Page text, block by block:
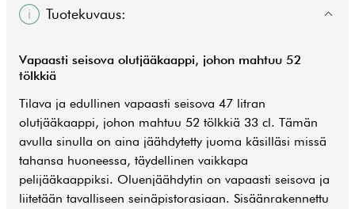
Tuotekuvaus:
Vapaasti seisova olutjääkaappi, johon mahtuu 52
tölkkiä
Tilava ja edullinen vapaasti seisova 47 litran
olutjääkaappi, johon mahtuu 52 tölkkiä 33 cl. Tämän
avulla sinulla on aina jäähdytetty juoma käsilläsi missä
tahansa huoneessa, täydellinen vaikkapa
pelijääkaappiksi. Oluenjäähdytin on vapaasti seisova ja
liitetään tavalliseen seinäpistorasiaan. Sisäänrakennettu